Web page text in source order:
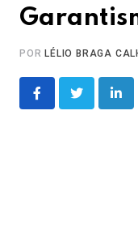
PORLÉLIO BRAGA